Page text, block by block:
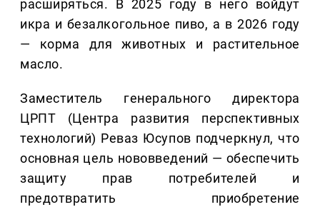
расширяться. В 2025 году в него войдут
икра и безалкогольное пиво, а в 2026 году
— корма для животных и растительное
масло.
Заместитель генерального директора
ЦРПТ (Центра развития перспективных
технологий) Реваз Юсупов подчеркнул, что
основная цель нововведений — обеспечить
защиту прав потребителей и
предотвратить приобретение